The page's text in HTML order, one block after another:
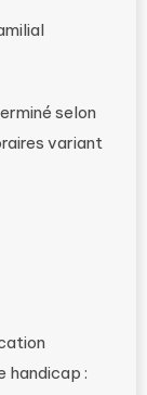
selon
variant
handicap :